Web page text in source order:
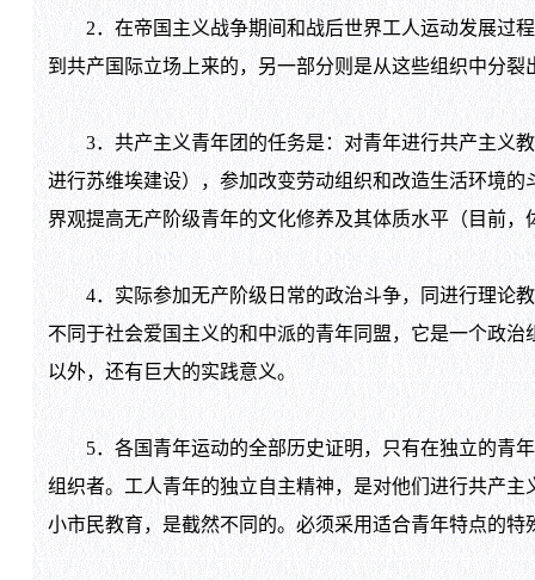
2．在帝国主义战争期间和战后世界工人运动发展过程
到共产国际立场上来的，另一部分则是从这些组织中分裂
3．共产主义青年团的任务是：对青年进行共产主义教
进行苏维埃建设），参加改变劳动组织和改造生活环境
界观提高无产阶级青年的文化修养及其体质水平（目前
4．实际参加无产阶级日常的政治斗争，同进行理论教
不同于社会爱国主义的和中派的青年同盟，它是一个政
以外，还有巨大的实践意义。
5．各国青年运动的全部历史证明，只有在独立的青年
组织者。工人青年的独立自主精神，是对他们进行共产
小市民教育，是截然不同的。必须采用适合青年特点的